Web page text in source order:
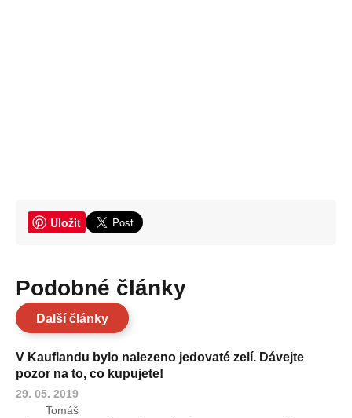
Uložit
Podobné články
Další články
V Kauflandu bylo nalezeno jedovaté zelí. Dávejte
pozor na to, co kupujete!
29. 05. 2019
Tomáš